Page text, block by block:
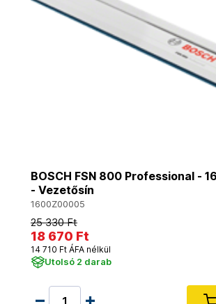
BOSCH FSN 800 Professional -
- Vezetősín
1600Z00005
25 330 Ft
18 670 Ft
14 710 Ft ÁFA nélkül
Utolsó 2 darab